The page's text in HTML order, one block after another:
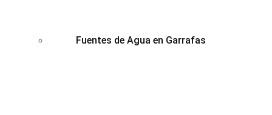
Fuentes de Agua en Garrafas